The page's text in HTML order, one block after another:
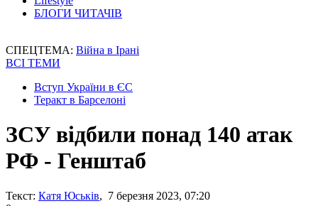
БЛОГИ ЧИТАЧІВ
СПЕЦТЕМА: Війна в Ірані
ВСІ ТЕМИ
Вступ України в ЄС
Теракт в Барселоні
ЗСУ відбили понад 140 атак
РФ - Генштаб
Текст: Катя Юськів, 7 березня 2023, 07:20